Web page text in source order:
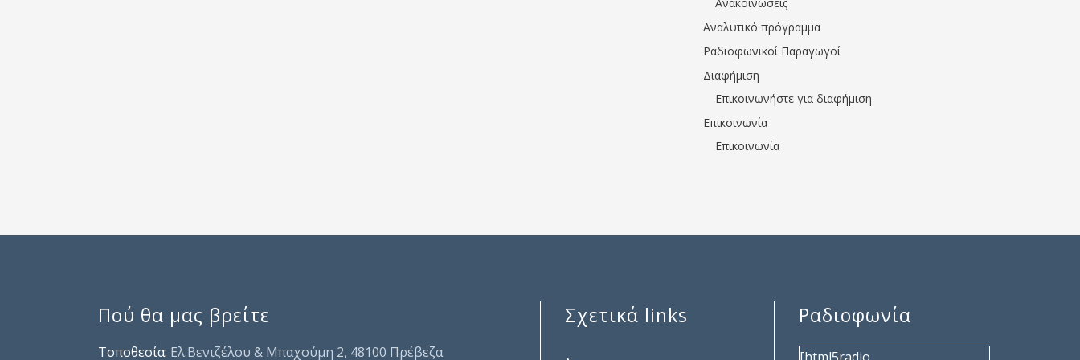
Αναλυτικό πρόγραμμα
Ραδιοφωνικοί Παραγωγοί
Διαφήμιση
Επικοινωνήστε για διαφήμιση
Επικοινωνία
Επικοινωνία
Πού θα μας βρείτε
Τοποθεσία: Ελ.Βενιζέλου & Μπαχούμη 2, 48100 Πρέβεζα
Σχετικά links
.
Ραδιοφωνία